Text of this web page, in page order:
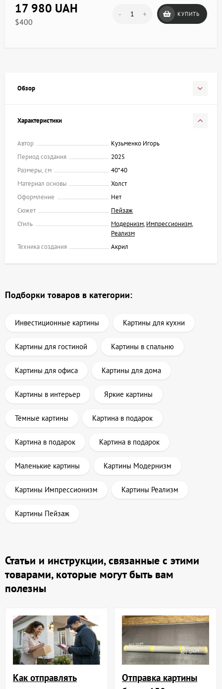
17 980 UAH
$400
- + КУПИТЬ
Обзор
Характеристики
Автор
Кузьменко Игорь
Период создания
2025
Размеры, см
40*40
Материал основы
Холст
Оформление
Нет
Сюжет
Пейзаж
Стиль
Модернизм,Импрессионизм,
Реализм
Техника создания
Акрил
Подборки товаров в категории:
Инвестиционные картины Картины для кухни
Картины для гостиной Картины в спальню
Картины для офиса Картины для дома
Картины в интерьер Яркие картины
Тёмные картины Картина в подарок
Картина в подарок Картина в подарок
Маленькие картины Картины Модернизм
Картины Импрессионизм Картины Реализм
Картины Пейзаж
Статьи и инструкции, связанные с этими
товарами, которые могут быть вам
полезны
Как отправлять
Отправка картины